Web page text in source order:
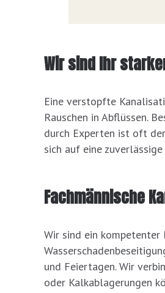
Wir sind Ihr
Eine verstopfte
Rauschen in Abflüssen.
durch Experten ist oft
sich auf eine
Fachmännische
Wir sind ein kompetenter
und Feiertagen. Wir
oder Kalkablagerungen